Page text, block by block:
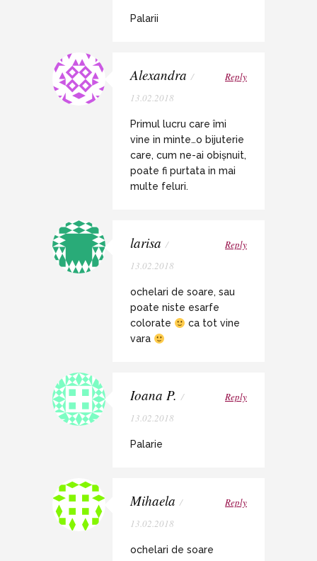
Palarii
Alexandra /
13.02.2018
Reply
Primul lucru care îmi
vine in minte…o bijuterie
care, cum ne-ai obișnuit,
poate fi purtata in mai
multe feluri.
larisa /
13.02.2018
Reply
ochelari de soare, sau
poate niste esarfe
colorate
ca tot vine
vara
Ioana P. /
13.02.2018
Reply
Palarie
Mihaela /
13.02.2018
Reply
ochelari de soare